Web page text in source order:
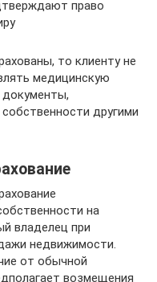
право
то клиенту не
медицинскую
документы,
другими
на
владелец при
недвижимости.
от обычной
возмещения